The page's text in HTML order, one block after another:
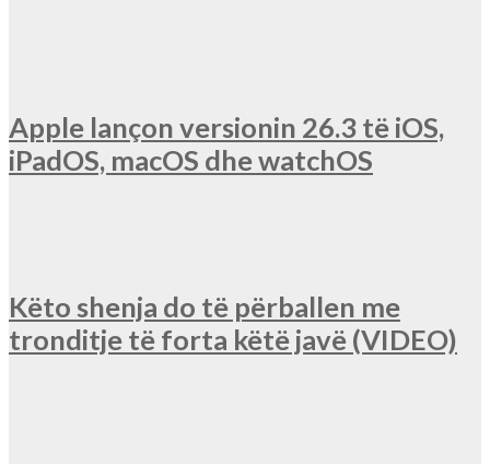
Apple lançon versionin 26.3 të iOS,
iPadOS, macOS dhe watchOS
Këto shenja do të përballen me
tronditje të forta këtë javë (VIDEO)